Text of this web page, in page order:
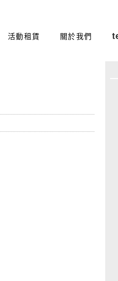
活動租賃 關於我們